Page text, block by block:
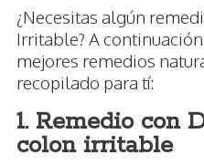
¿Necesitas algún
Irritable? A
mejores remedios
recopilado para tí:
1. Remedio con
colon irritable